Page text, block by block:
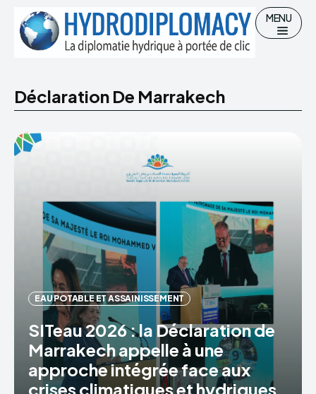
Hydro-diplomatie
Gestion des Ressources en eau
Eau potable et Assainissement
HYDRODIPLOMACY
MENU
Déclaration De Marrakech
EAU POTABLE ET ASSAINISSEMENT
SITeau 2026 : la Déclaration de
Marrakech appelle à une
approche intégrée face aux
crises climatiques et hydriques